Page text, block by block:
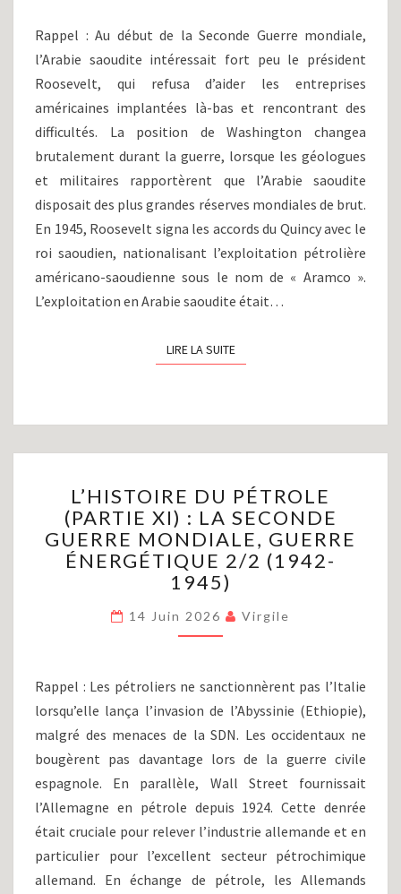
LE
MOYEN-
ORIENT
(1950-
1956)
Rappel : Au début de la Seconde Guerre mondiale,
l’Arabie saoudite intéressait fort peu le président
Roosevelt, qui refusa d’aider les entreprises
américaines implantées là-bas et rencontrant des
difficultés. La position de Washington changea
brutalement durant la guerre, lorsque les géologues
et militaires rapportèrent que l’Arabie saoudite
disposait des plus grandes réserves mondiales de brut.
En 1945, Roosevelt signa les accords du Quincy avec le
roi saoudien, nationalisant l’exploitation pétrolière
américano-saoudienne sous le nom de « Aramco ».
L’exploitation en Arabie saoudite était…
LIRE LA SUITELIRE LA SUITE
DU
PÉTROLE
(PARTIE
XI)
:
LA
SECONDE
GUERRE
ÉNERGÉTIQUE
2/2
(1942-
1945)
L’HISTOIRE DU PÉTROLE
(PARTIE XI) : LA SECONDE
GUERRE MONDIALE, GUERRE
ÉNERGÉTIQUE 2/2 (1942-
1945)
14 Juin 2026 Virgile
Rappel : Les pétroliers ne sanctionnèrent pas l’Italie
lorsqu’elle lança l’invasion de l’Abyssinie (Ethiopie),
malgré des menaces de la SDN. Les occidentaux ne
bougèrent pas davantage lors de la guerre civile
espagnole. En parallèle, Wall Street fournissait
l’Allemagne en pétrole depuis 1924. Cette denrée
était cruciale pour relever l’industrie allemande et en
particulier pour l’excellent secteur pétrochimique
allemand. En échange de pétrole, les Allemands